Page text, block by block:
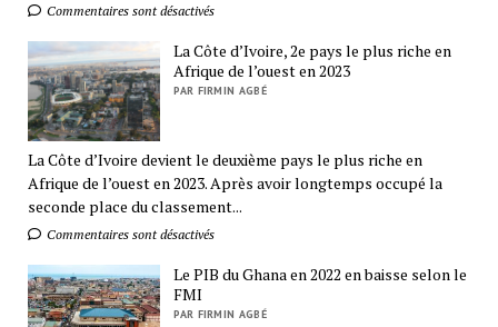
Commentaires sont désactivés
La Côte d’Ivoire, 2e pays le plus riche en
Afrique de l’ouest en 2023
PAR FIRMIN AGBÉ
La Côte d’Ivoire devient le deuxième pays le plus riche en
Afrique de l’ouest en 2023. Après avoir longtemps occupé la
seconde place du classement...
Commentaires sont désactivés
Le PIB du Ghana en 2022 en baisse selon le
FMI
PAR FIRMIN AGBÉ